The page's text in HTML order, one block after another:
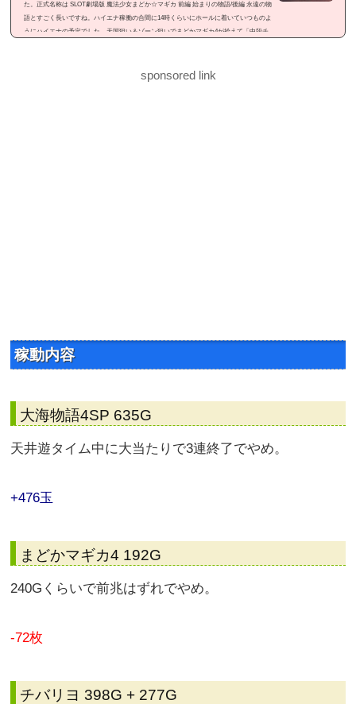
た。正式名称は SLOT劇場版 魔法少女まどか☆マギカ 前編 始まりの物語/後編 永遠の物
語とすごく長いですね。ハイエナ稼働の合間に14時くらいにホールに着いていつものよ
うにハイエナの予定でした。天国狙い＆ゾーン狙いでまどかマギカ4が拾えて「中段チ
sponsored link
稼動内容
大海物語4SP 635G
天井遊タイム中に大当たりで3連終了でやめ。
+476玉
まどかマギカ4 192G
240Gくらいで前兆はずれでやめ。
-72枚
チバリヨ 398G + 277G